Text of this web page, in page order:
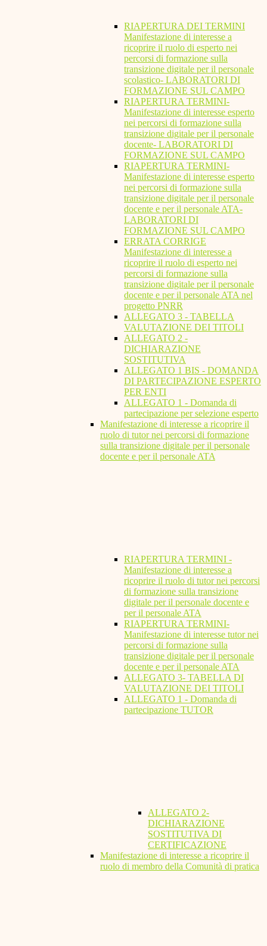
RIAPERTURA DEI TERMINI
Manifestazione di interesse a
ricoprire il ruolo di esperto nei
percorsi di formazione sulla
transizione digitale per il personale
scolastico- LABORATORI DI
FORMAZIONE SUL CAMPO
RIAPERTURA TERMINI-
Manifestazione di interesse esperto
nei percorsi di formazione sulla
transizione digitale per il personale
docente- LABORATORI DI
FORMAZIONE SUL CAMPO
RIAPERTURA TERMINI-
Manifestazione di interesse esperto
nei percorsi di formazione sulla
transizione digitale per il personale
docente e per il personale ATA-
LABORATORI DI
FORMAZIONE SUL CAMPO
ERRATA CORRIGE
Manifestazione di interesse a
ricoprire il ruolo di esperto nei
percorsi di formazione sulla
transizione digitale per il personale
docente e per il personale ATA nel
progetto PNRR
ALLEGATO 3 - TABELLA
VALUTAZIONE DEI TITOLI
ALLEGATO 2 -
DICHIARAZIONE
SOSTITUTIVA
ALLEGATO 1 BIS - DOMANDA
DI PARTECIPAZIONE ESPERTO
PER ENTI
ALLEGATO 1 - Domanda di
partecipazione per selezione esperto
Manifestazione di interesse a ricoprire il
ruolo di tutor nei percorsi di formazione
sulla transizione digitale per il personale
docente e per il personale ATA
RIAPERTURA TERMINI -
Manifestazione di interesse a
ricoprire il ruolo di tutor nei percorsi
di formazione sulla transizione
digitale per il personale docente e
per il personale ATA
RIAPERTURA TERMINI-
Manifestazione di interesse tutor nei
percorsi di formazione sulla
transizione digitale per il personale
docente e per il personale ATA
ALLEGATO 3- TABELLA DI
VALUTAZIONE DEI TITOLI
ALLEGATO 1 - Domanda di
partecipazione TUTOR
ALLEGATO 2-
DICHIARAZIONE
SOSTITUTIVA DI
CERTIFICAZIONE
Manifestazione di interesse a ricoprire il
ruolo di membro della Comunità di pratica